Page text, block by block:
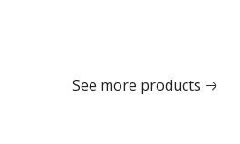
See more products